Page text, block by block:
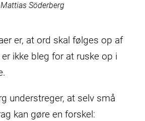
Mattias Söderberg
er, at ord skal følges op af
ikke bleg for at ruske op i
understreger, at selv små
kan gøre en forskel: